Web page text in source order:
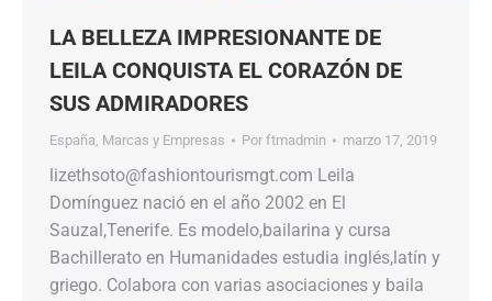
LA BELLEZA IMPRESIONANTE DE
LEILA CONQUISTA EL CORAZÓN DE
SUS ADMIRADORES
España, Marcas y Empresas Por ftmadmin marzo 17, 2019
lizethsoto@fashiontourismgt.com Leila
Domínguez nació en el año 2002 en El
Sauzal,Tenerife. Es modelo,bailarina y cursa
Bachillerato en Humanidades estudia inglés,latín y
griego. Colabora con varias asociaciones y baila